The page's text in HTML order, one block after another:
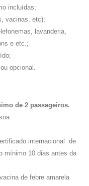
incluídas;
vacinas, etc);
lavanderia,
e etc.;
opcional.
de 2 passageiros.
internacional de
mínimo 10 dias antes da
de febre amarela